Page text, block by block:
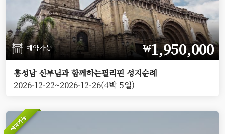
예약가능 ￦1,950,000
홍성남 신부님과 함께하는필리핀 성지순례
2026-12-22~2026-12-26(4박 5일)
예약가능